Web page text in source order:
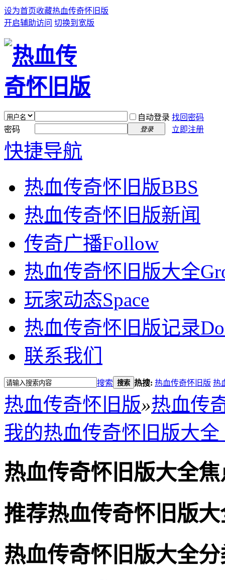
设为首页收藏热血传奇怀旧版
开启辅助访问 切换到宽版
自动登录 找回密码
密码
登录 立即注册
快捷导航
热血传奇怀旧版BBS
热血传奇怀旧版新闻
传奇广播Follow
热血传奇怀旧版大全
玩家动态Space
热血传奇怀旧版记录
联系我们
搜索 搜索 热搜: 热血传奇怀旧版 热
热血传奇怀旧版»热血传
我的热血传奇怀旧版大全
热血传奇怀旧版大全焦
推荐热血传奇怀旧版大
热血传奇怀旧版大全分